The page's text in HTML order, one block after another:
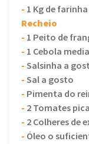
- 1 Kg de
Recheio
- 1 Peito de
- 1 Cebola
-Salsinha a
-Sal a gosto
- Pimenta do
- 2 Tomates
- 2 Colheres
- Óleo o